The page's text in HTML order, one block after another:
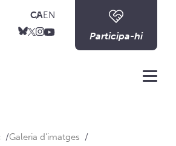
CAEN
Participa-hi
Galeria d'imatges